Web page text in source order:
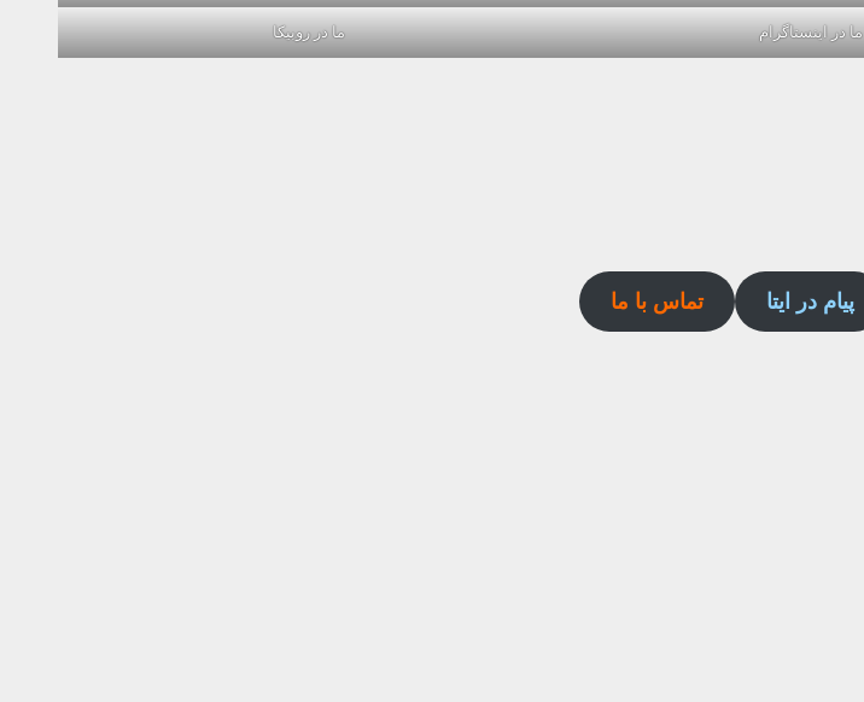
ما در اینستاگرام ما در روبیکا
پیام در ایتا تماس با ما